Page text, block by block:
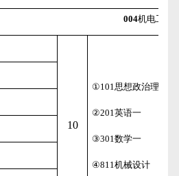
004机电工程
10
①101 思想政治理论
②201 英语一
③301 数学一
④811 机械设计